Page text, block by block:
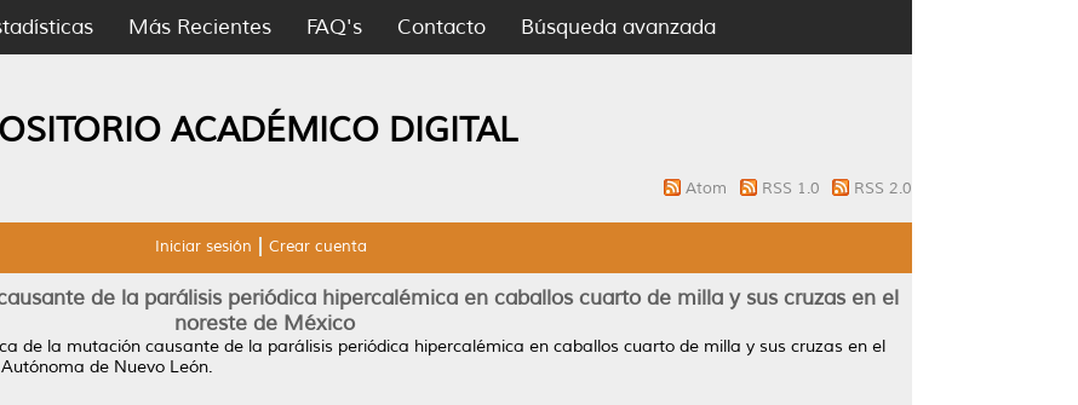
Más Recientes FAQ's Contacto Búsqueda avanzada
ACADÉMICO DIGITAL
Atom RSS 1.0 RSS 2.0
Iniciar sesión Crear cuenta
de la parálisis periódica hipercalémica en caballos cuarto de milla y sus cruzas en el
noreste de México
de la mutación causante de la parálisis periódica hipercalémica en caballos cuarto de milla y sus cruzas en el
de Nuevo León.